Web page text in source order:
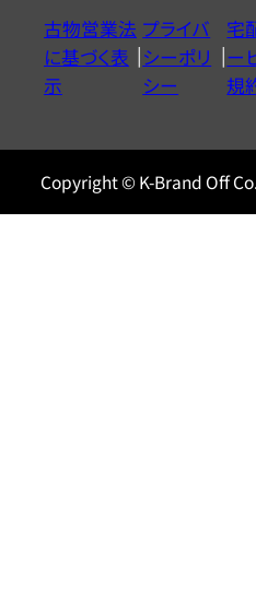
ヤ
ル
古物営業法
に基づく表
示
プライバ
シーポリ
シー
宅
ー
規
Copyright © K-Brand Off